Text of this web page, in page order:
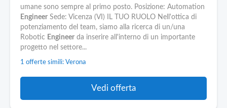
umane sono sempre al primo posto. Posizione: Automation
Engineer Sede: Vicenza (VI) IL TUO RUOLO Nell'ottica di
potenziamento del team, siamo alla ricerca di un/una
Robotic Engineer da inserire all'interno di un importante
progetto nel settore...
1 offerte simili: Verona
Vedi offerta